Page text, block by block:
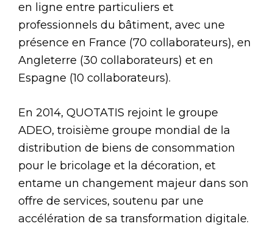
en ligne entre particuliers et
professionnels du bâtiment, avec une
présence en France (70 collaborateurs), en
Angleterre (30 collaborateurs) et en
Espagne (10 collaborateurs).
En 2014, QUOTATIS rejoint le groupe
ADEO, troisième groupe mondial de la
distribution de biens de consommation
pour le bricolage et la décoration, et
entame un changement majeur dans son
offre de services, soutenu par une
accélération de sa transformation digitale.